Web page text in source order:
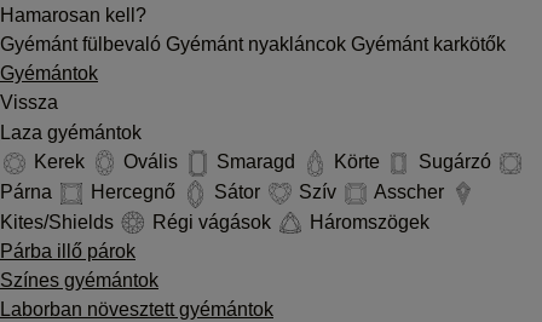
Hamarosan kell?
Gyémánt fülbevaló Gyémánt nyakláncok Gyémánt karkötők
Gyémántok
Vissza
Laza gyémántok
Kerek
Ovális Smaragd Körte
Sugárzó
Párna
Hercegnő Sátor Szív
Asscher
Kites/Shields
Régi vágások
Háromszögek
Párba illő párok
Színes gyémántok
Laborban növesztett gyémántok